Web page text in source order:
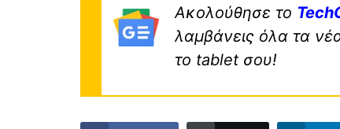
Ακολούθησε το
λαμβάνεις όλα τα
το tablet σου!